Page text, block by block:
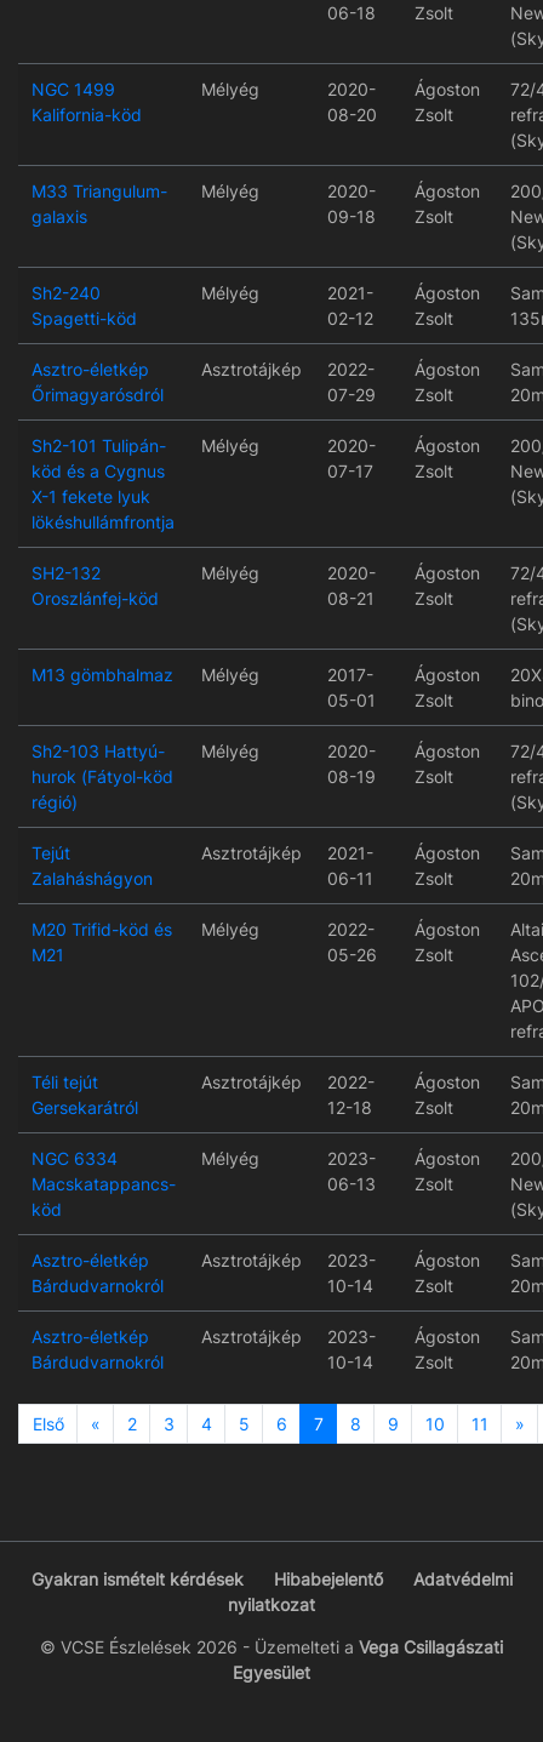
06-18
Zsolt
NGC 1499
Kalifornia-köd
Mélyég
2020-
08-20
Ágoston
Zsolt
72/
M33 Triangulum-
galaxis
Mélyég
2020-
09-18
Ágoston
Zsolt
Sh2-240
Spagetti-köd
Mélyég
2021-
02-12
Ágoston
Zsolt
Asztro-életkép
Őrimagyarósdról
Asztrotájkép
2022-
07-29
Ágoston
Zsolt
Sh2-101 Tulipán-
köd és a Cygnus
X-1 fekete lyuk
lökéshullámfrontja
Mélyég
2020-
07-17
Ágoston
Zsolt
SH2-132
Oroszlánfej-köd
Mélyég
2020-
08-21
Ágoston
Zsolt
72/
M13 gömbhalmaz Mélyég
2017-
05-01
Ágoston
Zsolt
Sh2-103 Hattyú-
hurok (Fátyol-köd
régió)
Mélyég
2020-
08-19
Ágoston
Zsolt
72/
Tejút
Zalaháshágyon
Asztrotájkép
2021-
06-11
Ágoston
Zsolt
M20 Trifid-köd és
M21
Mélyég
2022-
05-26
Ágoston
Zsolt
Téli tejút
Gersekarátról
Asztrotájkép
2022-
12-18
Ágoston
Zsolt
NGC 6334
Macskatappancs-
köd
Mélyég
2023-
06-13
Ágoston
Zsolt
Asztro-életkép
Bárdudvarnokról
Asztrotájkép
2023-
10-14
Ágoston
Zsolt
Asztro-életkép
Bárdudvarnokról
Asztrotájkép
2023-
10-14
Ágoston
Zsolt
Első «Previous
2 3 4 5 6 7 8 9 10 11 »
Gyakran ismételt kérdések Hibabejelentő
Adatvédelmi
nyilatkozat
© VCSE Észlelések 2026 - Üzemelteti a Vega Csillagászati
Egyesület